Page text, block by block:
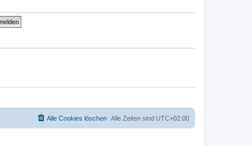
e
t
Alle Zeiten sind UTC+02:00
Alle Cookies löschen